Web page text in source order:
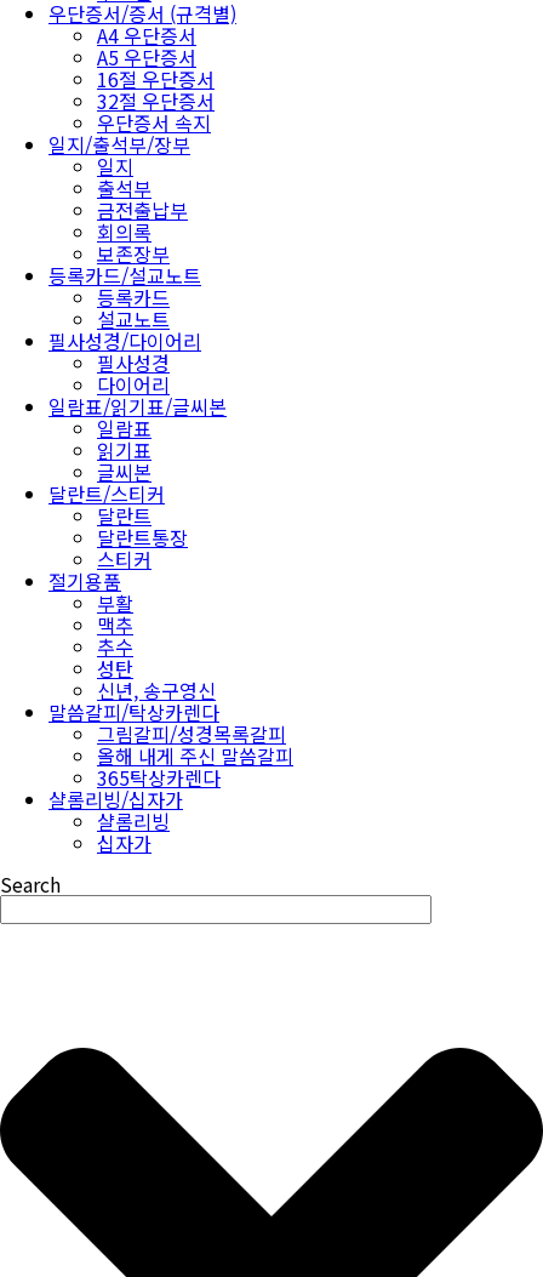
우단증서/증서 (규격별)
A4 우단증서
A5 우단증서
16절 우단증서
32절 우단증서
우단증서 속지
일지/출석부/장부
일지
출석부
금전출납부
회의록
보존장부
등록카드/설교노트
등록카드
설교노트
필사성경/다이어리
필사성경
다이어리
일람표/읽기표/글씨본
일람표
읽기표
글씨본
달란트/스티커
달란트
달란트통장
스티커
절기용품
부활
맥추
추수
성탄
신년, 송구영신
말씀갈피/탁상카렌다
그림갈피/성경목록갈피
올해 내게 주신 말씀갈피
365탁상카렌다
샬롬리빙/십자가
샬롬리빙
십자가
Search